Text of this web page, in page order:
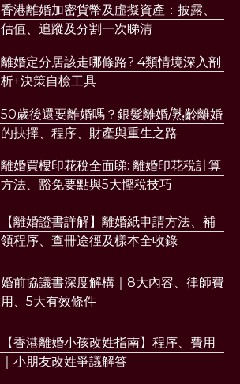
香港離婚加密貨幣及虛擬資產：披露、
估值、追蹤及分割一次睇清
離婚定分居該走哪條路? 4類情境深入剖
析+決策自檢工具
50歲後還要離婚嗎？銀髮離婚/熟齡離婚
的抉擇、程序、財產與重生之路
離婚買樓印花稅全面睇: 離婚印花稅計算
方法、豁免要點與5大慳稅技巧
【離婚證書詳解】離婚紙申請方法、補
領程序、查冊途徑及樣本全收錄
婚前協議書深度解構｜8大內容、律師費
用、5大有效條件
【香港離婚小孩改姓指南】程序、費用
｜小朋友改姓爭議解答